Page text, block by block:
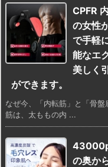
CPFR
の女性
で手軽
能なエ
美しく
ができます。
なぜ今、「内転筋」と「骨
筋は、太ももの内 ...
の奥か